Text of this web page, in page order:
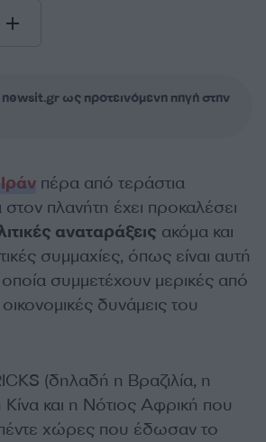
ως προτεινόμενη πηγή στην
πέρα από τεράστια
στον πλανήτη έχει προκαλέσει
αναταράξεις ακόμα και
συμμαχίες, όπως είναι αυτή
συμμετέχουν μερικές από
δυνάμεις του
(δηλαδή η Βραζιλία, η
Κίνα και η Νότιος Αφρική που
πέντε χώρες που έδωσαν το